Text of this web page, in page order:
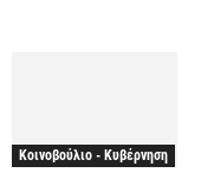
Κοινοβούλιο - Κυβέρνηση